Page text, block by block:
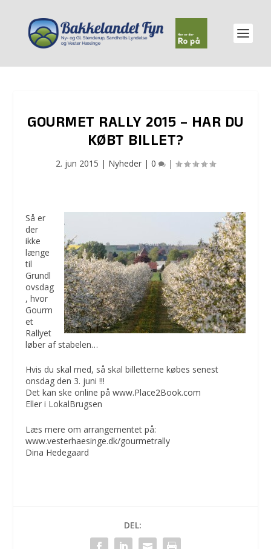
GOURMET RALLY 2015 – HAR DU
KØBT BILLET?
2. jun 2015 | Nyheder | 0 |
Så er
der
ikke
længe
til
Grundl
ovsdag
, hvor
Gourm
et
Rallyet
løber af stabelen…
Hvis du skal med, så skal billetterne købes senest
onsdag den 3. juni !!!
Det kan ske online påwww.Place2Book.com
Eller i LokalBrugsen
Læs mere om arrangementet på:
www.vesterhaesinge.dk/gourmetrally
Dina Hedegaard
DEL: